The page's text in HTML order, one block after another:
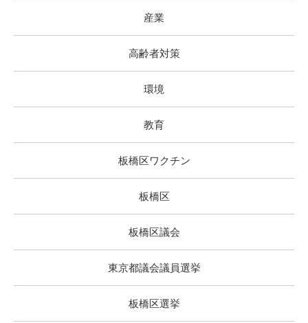
産業
高齢者対策
環境
教育
板橋区ワクチン
板橋区
板橋区議会
東京都議会議員選挙
板橋区選挙